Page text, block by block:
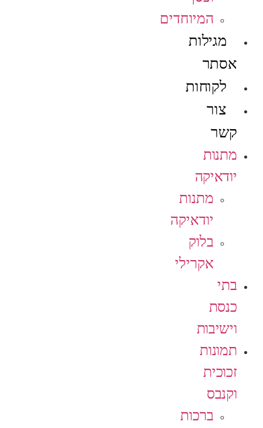
המיוחדים
מגילות
אסתר
לקוחות
צור
קשר
מתנות
יודאיקה
מתנות
יודאיקה
בלוק
אקרילי
בתי
כנסת
וישיבות
תמונות
זכוכית
וקנבס
ברכות